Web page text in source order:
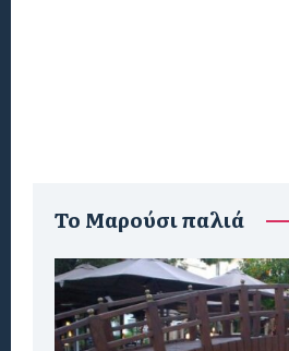
To Μαρούσι παλιά